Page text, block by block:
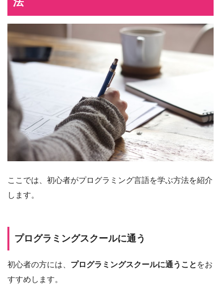
ここでは、初心者がプログラミング言語を学ぶ方法を紹介
します。
プログラミングスクールに通う
初心者の方には、 プログラミングスクールに通うこと をお
すすめします。